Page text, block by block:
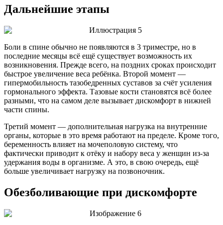
Дальнейшие этапы
Боли в спине обычно не появляются в 3 триместре, но в
последние месяцы всё ещё существует возможность их
возникновения. Прежде всего, на поздних сроках происходит
быстрое увеличение веса ребёнка. Второй момент —
гипермобильность тазобедренных суставов за счёт усиления
гормонального эффекта. Тазовые кости становятся всё более
разными, что на самом деле вызывает дискомфорт в нижней
части спины.
Третий момент — дополнительная нагрузка на внутренние
органы, которые в это время работают на пределе. Кроме того,
беременность влияет на мочеполовую систему, что
фактически приводит к отёку и набору веса у женщин из-за
удержания воды в организме. А это, в свою очередь, ещё
больше увеличивает нагрузку на позвоночник.
Обезболивающие при дискомфорте